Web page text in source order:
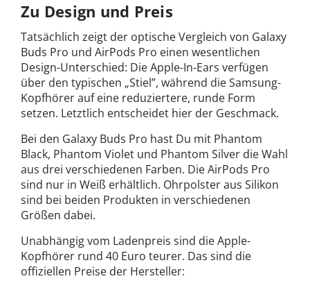
Zu Design und Preis
Tatsächlich zeigt der optische Vergleich von Galaxy
Buds Pro und AirPods Pro einen wesentlichen
Design-Unterschied: Die Apple-In-Ears verfügen
über den typischen „Stiel”, während die Samsung-
Kopfhörer auf eine reduziertere, runde Form
setzen. Letztlich entscheidet hier der Geschmack.
Bei den Galaxy Buds Pro hast Du mit Phantom
Black, Phantom Violet und Phantom Silver die Wahl
aus drei verschiedenen Farben. Die AirPods Pro
sind nur in Weiß erhältlich. Ohrpolster aus Silikon
sind bei beiden Produkten in verschiedenen
Größen dabei.
Unabhängig vom Ladenpreis sind die Apple-
Kopfhörer rund 40 Euro teurer. Das sind die
offiziellen Preise der Hersteller: